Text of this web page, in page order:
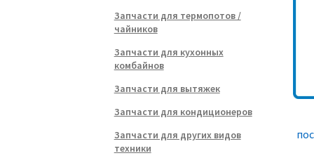
Запчасти для термопотов /
чайников
Запчасти для кухонных
комбайнов
Запчасти для вытяжек
Запчасти для кондиционеров
Запчасти для других видов
техники